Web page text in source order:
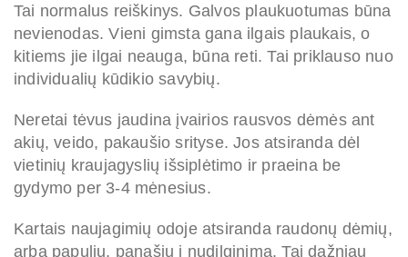
Tai normalus reiškinys. Galvos plaukuotumas būna
nevienodas. Vieni gimsta gana ilgais plaukais, o
kitiems jie ilgai neauga, būna reti. Tai priklauso nuo
individualių kūdikio savybių.
Neretai tėvus jaudina įvairios rausvos dėmės ant
akių, veido, pakaušio srityse. Jos atsiranda dėl
vietinių kraujagyslių išsiplėtimo ir praeina be
gydymo per 3-4 mėnesius.
Kartais naujagimių odoje atsiranda raudonų dėmių,
arba papulių, panašių į nudilginimą. Tai dažniau